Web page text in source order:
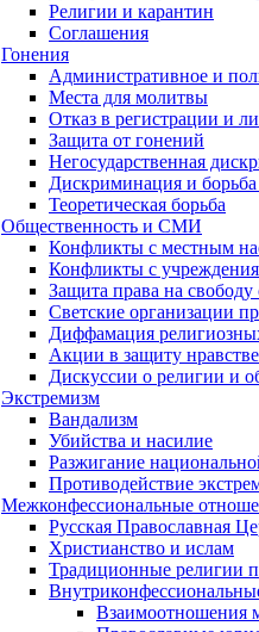
Религии и карантин
Соглашения
Гонения
Административное и
Места для молитвы
Отказ в регистрации и
Защита от гонений
Негосударственная
Дискриминация и
Теоретическая борьба
Общественность и СМИ
Конфликты с местным
Конфликты с
Защита права на свободу
Светские организации
Диффамация
Акции в защиту
Дискуссии о религии и
Экстремизм
Вандализм
Убийства и насилие
Разжигание
Противодействие
Межконфессиональные
Русская Православная
Христианство и ислам
Традиционные религии
Взаимоотношения